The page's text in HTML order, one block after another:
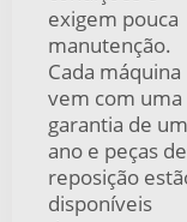
exigem pouca
manutenção.
Cada máquina
vem com uma
garantia de um
ano e peças de
reposição
disponíveis